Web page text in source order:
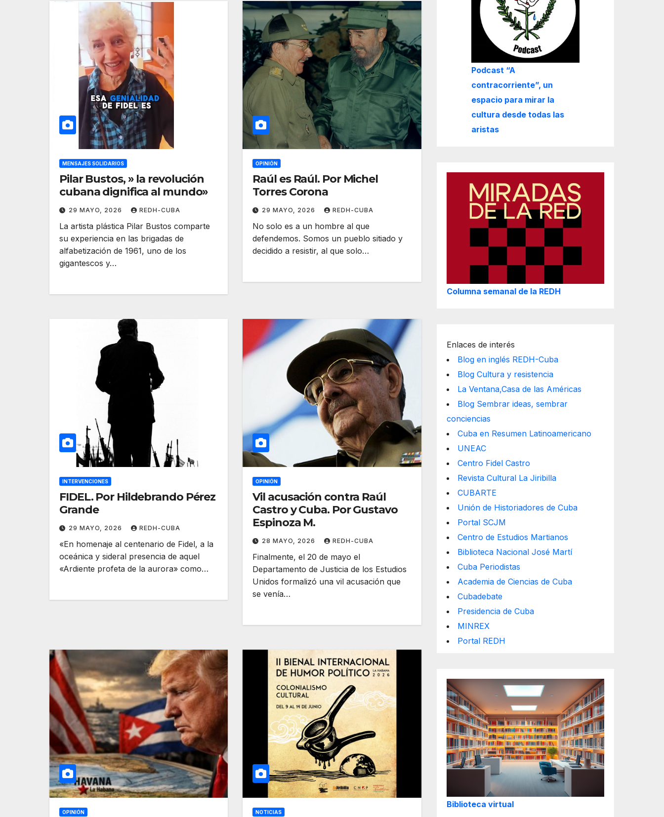
MENSAJES SOLIDARIOS
Pilar Bustos, » la revolución
cubana dignifica al mundo»
29 MAYO, 2026 REDH-CUBA
La artista plástica Pilar Bustos comparte
su experiencia en las brigadas de
alfabetización de 1961, uno de los
gigantescos y…
OPINIÓN
Raúl es Raúl. Por Michel
Torres Corona
29 MAYO, 2026 REDH-CUBA
No solo es a un hombre al que
defendemos. Somos un pueblo sitiado y
decidido a resistir, al que solo…
INTERVENCIONES
FIDEL. Por Hildebrando Pérez
Grande
29 MAYO, 2026 REDH-CUBA
«En homenaje al centenario de Fidel, a la
oceánica y sideral presencia de aquel
«Ardiente profeta de la aurora» como…
OPINIÓN
Vil acusación contra Raúl
Castro y Cuba. Por Gustavo
Espinoza M.
28 MAYO, 2026 REDH-CUBA
Finalmente, el 20 de mayo el
Departamento de Justicia de los Estudios
Unidos formalizó una vil acusación que
se venía…
OPINIÓN NOTICIAS
Podcast “A
contracorriente”, un
espacio para mirar la
cultura desde todas las
aristas
Columna semanal de la REDH
Enlaces de interés
Blog en inglés REDH-Cuba
Blog Cultura y resistencia
La Ventana,Casa de las Américas
Blog Sembrar ideas, sembrar
conciencias
Cuba en Resumen Latinoamericano
UNEAC
Centro Fidel Castro
Revista Cultural La Jiribilla
CUBARTE
Unión de Historiadores de Cuba
Portal SCJM
Centro de Estudios Martianos
Biblioteca Nacional José Martí
Cuba Periodistas
Academia de Ciencias de Cuba
Cubadebate
Presidencia de Cuba
MINREX
Portal REDH
Biblioteca virtual